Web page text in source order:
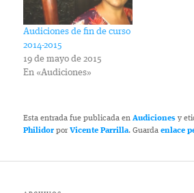
Audiciones de fin de curso
2014-2015
19 de mayo de 2015
En «Audiciones»
Esta entrada fue publicada enAudiciones y
Philidor porVicente Parrilla. Guardaenlace